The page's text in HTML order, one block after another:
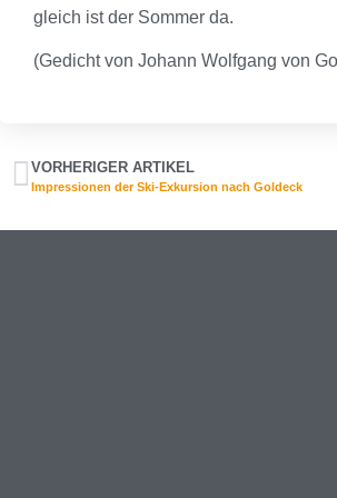
gleich ist der Sommer da.
(Gedicht von Johann Wolfgang von
VORHERIGER ARTIKEL
Impressionen der Ski-Exkursion nach Goldeck